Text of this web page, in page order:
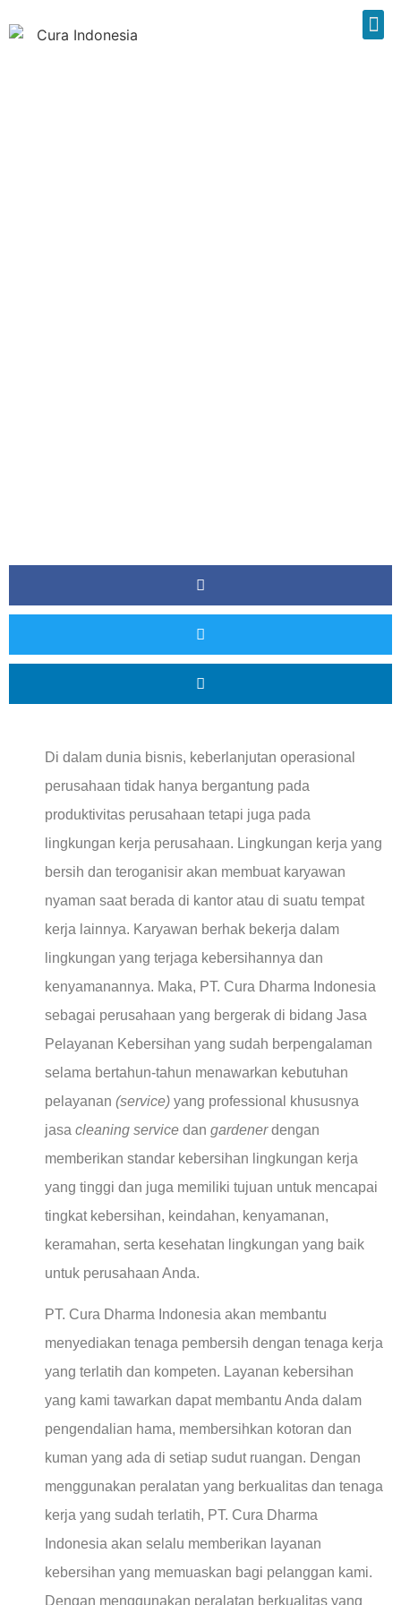
Di dalam dunia bisnis, keberlanjutan operasional
perusahaan tidak hanya bergantung pada
produktivitas perusahaan tetapi juga pada
lingkungan kerja perusahaan. Lingkungan kerja yang
bersih dan teroganisir akan membuat karyawan
nyaman saat berada di kantor atau di suatu tempat
kerja lainnya. Karyawan berhak bekerja dalam
lingkungan yang terjaga kebersihannya dan
kenyamanannya. Maka, PT. Cura Dharma Indonesia
sebagai perusahaan yang bergerak di bidang Jasa
Pelayanan Kebersihan yang sudah berpengalaman
selama bertahun-tahun menawarkan kebutuhan
pelayanan (service) yang professional khususnya
jasa cleaning service dan gardenerdengan
memberikan standar kebersihan lingkungan kerja
yang tinggi dan juga memiliki tujuan untuk mencapai
tingkat kebersihan, keindahan, kenyamanan,
keramahan, serta kesehatan lingkungan yang baik
untuk perusahaan Anda.
PT. Cura Dharma Indonesia akan membantu
menyediakan tenaga pembersih dengan tenaga kerja
yang terlatih dan kompeten. Layanan kebersihan
yang kami tawarkan dapat membantu Anda dalam
pengendalian hama, membersihkan kotoran dan
kuman yang ada di setiap sudut ruangan. Dengan
menggunakan peralatan yang berkualitas dan tenaga
kerja yang sudah terlatih, PT. Cura Dharma
Indonesia akan selalu memberikan layanan
kebersihan yang memuaskan bagi pelanggan kami.
Dengan menggunakan peralatan berkualitas yang